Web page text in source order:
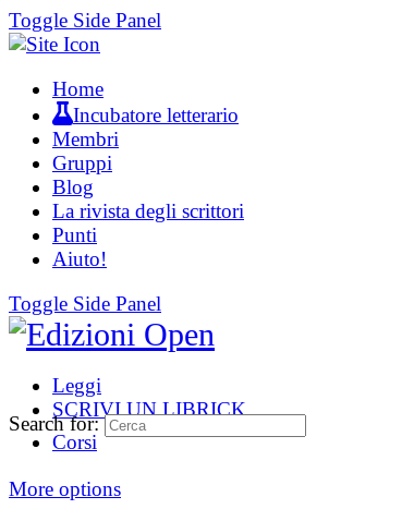
Toggle Side Panel
Home
Incubatore letterario
Membri
Gruppi
Blog
La rivista degli scrittori
Punti
Aiuto!
Toggle Side Panel
Leggi
SCRIVI UN LIBRICK
Corsi
More options
Search for: